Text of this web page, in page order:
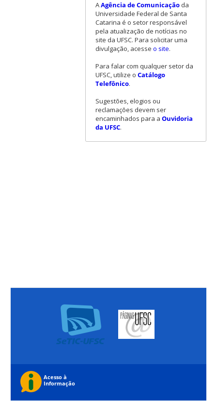
AAgência de Comunicaçãoda
Universidade Federal de Santa
Catarina é o setor responsável
pela atualização de notícias no
site da UFSC. Para solicitar uma
divulgação, acesse o site.
Para falar com qualquer setor da
UFSC, utilize o Catálogo
Telefônico.
Sugestões, elogios ou
reclamações devem ser
encaminhados para a Ouvidoria
da UFSC.